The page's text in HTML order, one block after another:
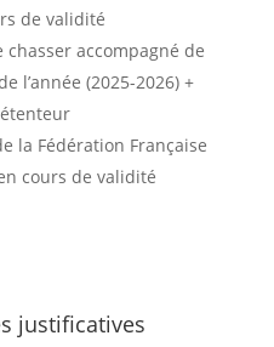
de validité
chasser accompagné de
l’année (2025-2026) +
la Fédération Française
cours de validité
justificatives